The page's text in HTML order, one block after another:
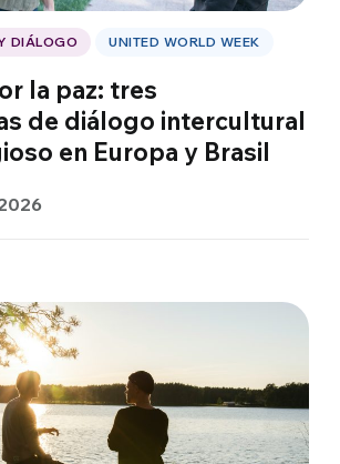
DIÁLOGO UNITED WORLD WEEK
la paz: tres
de diálogo intercultural
en Europa y Brasil